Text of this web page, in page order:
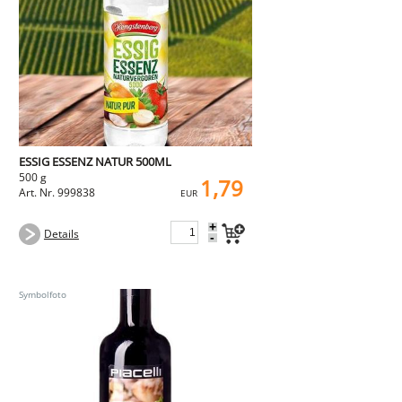
NEMETZ-DOGS
Hundefutter
nass
trocken
Belcando
Barf-Zusätze
Katzenfutter
Gutschein kaufen
ESSIG ESSENZ NATUR 500ML
500 g
Art. Nr. 999838
EUR 1,79
Details +
-